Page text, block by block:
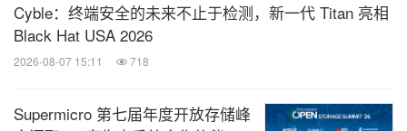
Cyble：终端安全的未来不止于检测，新一代 Titan 亮相
Black Hat USA 2026
2026-08-07 15:11 718
Supermicro 第七届年度开放存储峰